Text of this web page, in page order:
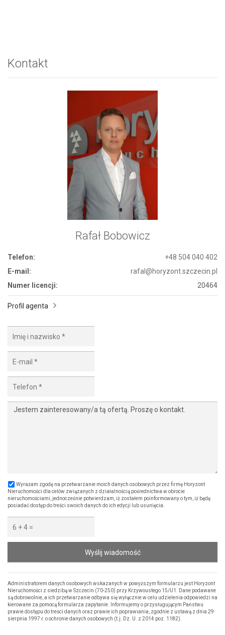
Kontakt
Rafał Bobowicz
Telefon:
+48 504 040 402
E-mail:
rafal@horyzont.szczecin.pl
Numer licencji:
20464
Profil agenta
Wyrażam zgodę na przetwarzanie moich danych osobowych przez firmę Horyzont
Nieruchomości dla celów związanych z działalnością pośrednictwa w obrocie
nieruchomościami, jednocześnie potwierdzam, iż zostałem poinformowany o tym, iż będę
posiadać dostęp do treści swoich danych do ich edycji lub usunięcia.
Wyślij wiadomość
Administratorem danych osobowych wskazanych w powyższym formularzu jest Horyzont
Nieruchomości z siedzibą w Szczecin (70-250) przy Krzywoustego 15/U1. Dane podawane
są dobrowolnie, a ich przetwarzanie odbywa się wyłącznie w celu udzielenia odpowiedzi na
kierowane za pomocą formularza zapytanie. Informujemy o przysługującym Państwu
prawie dostępu do treści danych oraz prawie ich poprawiania, zgodnie z ustawą z dnia 29
sierpnia 1997 r. o ochronie danych osobowych (t.j. Dz. U. z 2014 poz. 1182).